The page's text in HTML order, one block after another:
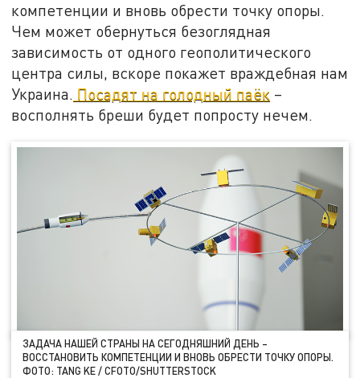
компетенции и вновь обрести точку опоры.
Чем может обернуться безоглядная
зависимость от одного геополитического
центра силы, вскоре покажет враждебная нам
Украина. Посадят на голодный паёк –
восполнять бреши будет попросту нечем.
ЗАДАЧА НАШЕЙ СТРАНЫ НА СЕГОДНЯШНИЙ ДЕНЬ –
ВОССТАНОВИТЬ КОМПЕТЕНЦИИ И ВНОВЬ ОБРЕСТИ ТОЧКУ ОПОРЫ.
ФОТО: TANG KE / CFOTO/SHUTTERSTOCK